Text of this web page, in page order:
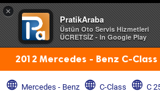
×
PratikAraba
Üstün Oto Servis Hizmetleri
ÜCRETSİZ - In Google Play
2012 Mercedes - Benz C-Class
Mercedes - Benz C-Class C